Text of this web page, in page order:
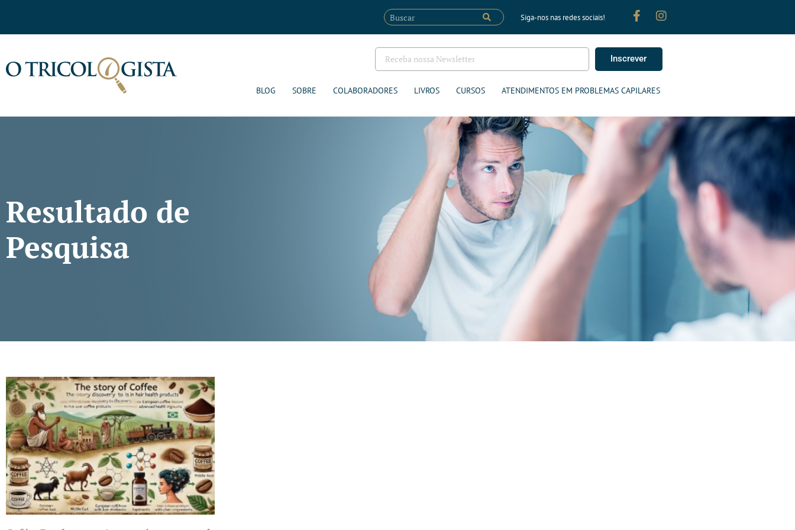
Siga-nos nas redes sociais!
Inscrever
BLOG SOBRE COLABORADORES LIVROS CURSOS ATENDIMENTOS EM PROBLEMAS CAPILARES
Resultado de
Pesquisa